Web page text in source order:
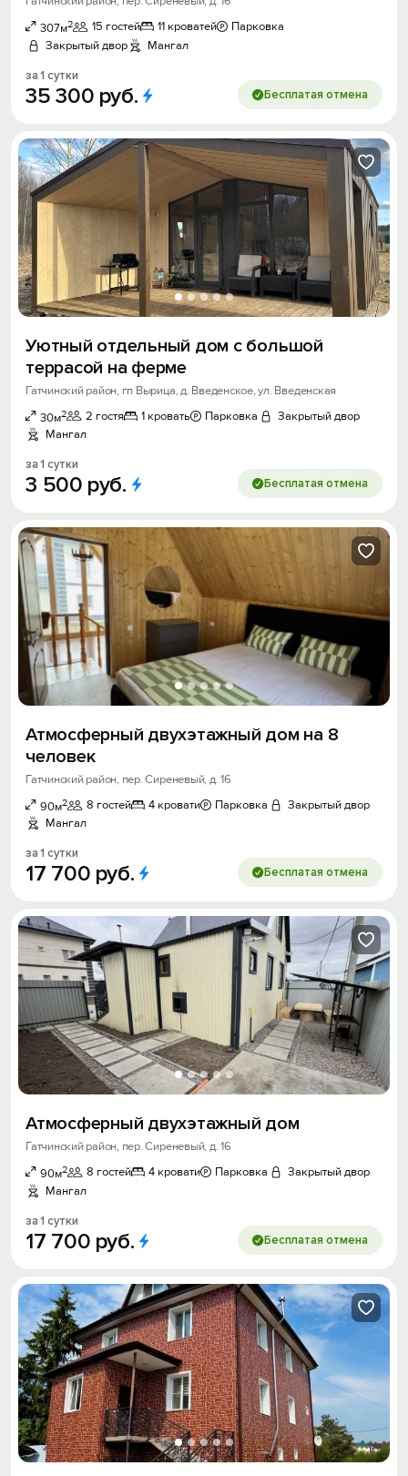
307м2 15 гостей 11 кроватей
Парковка
Закрытый двор
Мангал
за 1 сутки
35 300 руб. Бесплатая отмена
Уютный отдельный дом с большой
террасой на ферме
Гатчинский район, гп Вырица, д. Введенское, ул. Введенская
30м2 2 гостя 1 кровать Парковка
Закрытый двор
Мангал
за 1 сутки
3 500 руб. Бесплатая отмена
Атмосферный двухэтажный дом на 8
человек
Гатчинский район, пер. Сиреневый, д. 16
90м2 8 гостей 4 кровати Парковка
Закрытый двор
Мангал
за 1 сутки
17 700 руб. Бесплатая отмена
Атмосферный двухэтажный дом
Гатчинский район, пер. Сиреневый, д. 16
90м2 8 гостей 4 кровати Парковка
Закрытый двор
Мангал
за 1 сутки
17 700 руб. Бесплатая отмена